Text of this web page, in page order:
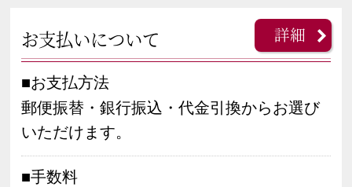
お支払いについて
■お支払方法
郵便振替・銀行振込・代金引換からお選び
いただけます。
■手数料
詳細